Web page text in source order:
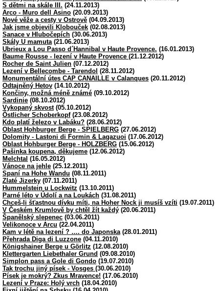
S dětmi na skále III. (24.11.2013)
Arco - Muro dell Asino (20.09.2013)
Nové věže a cesty v Ostrově (04.09.2013)
Jak jsme objevili Klobouček (02.08.2013)
Sanace v Hlubočepích (30.06.2013)
Skály U mamuta(21.06.2013)
Ubrieux a Lou Passo d´Hannibal v Haute Provence. (16.01.2013)
Baume Rousse - lezení v Haute Provence (21.12.2012)
Rocher de Saint Julien (07.12.2012)
Lezení v Bellecombe - Tarendol (28.11.2012)
Monumentální útes CAP CANAILLE v Calanques (20.11.2012)
Odtajněný Hetov (14.10.2012)
Končiny, možná méně známé (09.10.2012)
Sardinie (08.10.2012)
Vykopaný skvost(05.10.2012)
Östlicher Schoberkopf(23.08.2012)
Kdo platí železo v Labáku? (28.06.2012)
Oblast Hohburger Berge - SPIELBERG (27.06.2012)
Dolomity - Lastoni di Formin & Lagazuoi (17.06.2012)
Oblast Hohburger Berge - HOLZBERG (15.06.2012)
Pašinka koupena, děkujeme (12.06.2012)
Melchtal (16.05.2012)
Vánoce na jehle (25.12.2011)
Spaní na Hohe Wandu (08.11.2011)
Zlaté Jizerky (07.11.2011)
Hummelstein u Lockwitz (13.10.2011)
Parné léto v Údolí a na Loukách (31.08.2011)
Chceš-li šťastnou dívku míti, na Hoher Nock ji musíš vzíti (19.07.2011)
V Českém Krumlově by chtěl žít každý (20.06.2011)
Španělský slepenec (03.06.2011)
Velikonoce v Arcu (22.04.2011)
Kam v létě na lezení ? …. do Japonska(28.01.2011)
Přehrada Diga di Luzzone (04.11.2010)
Königshainer Berge u Görlitz (12.08.2010)
Klettergarten Liebethaler Grund (09.08.2010)
Simplon pass a Gole di Gondo (19.07.2010)
Tak trochu jiný písek - Vosges (30.06.2010)
Písek je mokrý? Zkus Mravence! (17.06.2010)
Lezení v Praze: Holý vrch (18.04.2010)